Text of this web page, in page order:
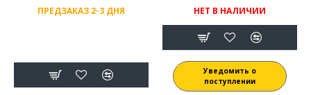
ПРЕДЗАКАЗ 2-3 ДНЯ НЕТ В НАЛИЧИИ
Уведомить о
поступлении